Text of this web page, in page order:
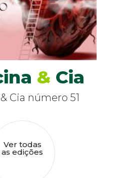
& Cia
Cia número 51
Ver todas
as edições